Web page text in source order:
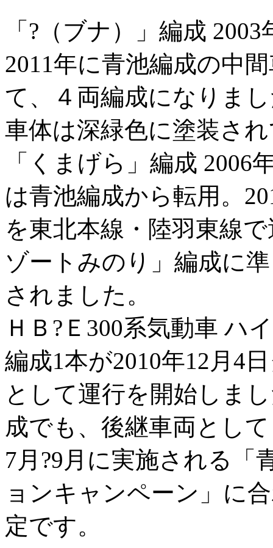
「?（ブナ）」編成
2011年に青池編成の中
て、４両編成になりま
車体は深緑色に塗装さ
「くまげら」編成 2006
は青池編成から転用。
を東北本線・陸羽東線
ゾートみのり」編成に
されました。
ＨＢ?Ｅ300系気動車 ハ
編成1本が2010年12月4
として運行を開始しま
成でも、後継車両とし
7月?9月に実施される「
ョンキャンペーン」に
定です。